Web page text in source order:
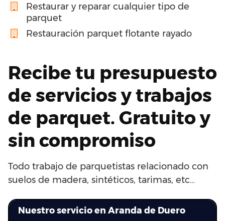
Restaurar y reparar cualquier tipo de
parquet
Restauración parquet flotante rayado
Recibe tu presupuesto
de servicios y trabajos
de parquet. Gratuito y
sin compromiso
Todo trabajo de parquetistas relacionado con
suelos de madera, sintéticos, tarimas, etc…
Nuestro servicio en Aranda de Duero